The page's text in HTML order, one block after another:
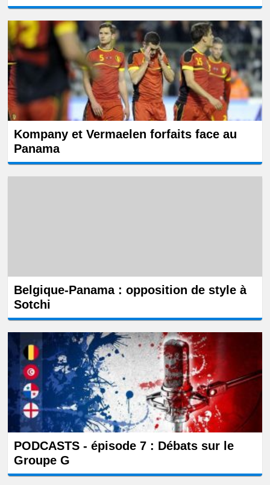
Kompany et Vermaelen forfaits face au
Panama
Belgique-Panama : opposition de style à
Sotchi
PODCASTS - épisode 7 : Débats sur le
Groupe G